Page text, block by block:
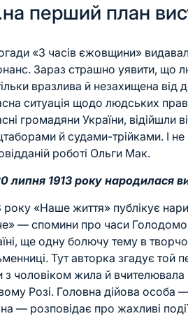
перший план
«З часів єжовщини»
Зараз страшно уявити, що
вразлива й незахищена
ситуація щодо людських
громадяни України, відійшли
й судами-трійками. І
роботі Ольги Мак.
липня 1913 року народилася
року «Наше життя» публікує
— спомини про часи
ще одну болючу тему в
Тут авторка згадує той
з чоловіком жила й вчителювала
Розі. Головна дійова особа
— розповідає про жахливі